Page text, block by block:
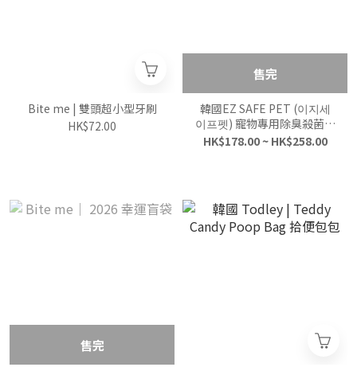
Bite me | 雙頭超小型牙刷
HK$72.00
售完
韓國EZ SAFE PET (이지세
이프펫) 寵物專用除臭殺菌噴
霧(無香精)
HK$178.00 ~ HK$258.00
售完